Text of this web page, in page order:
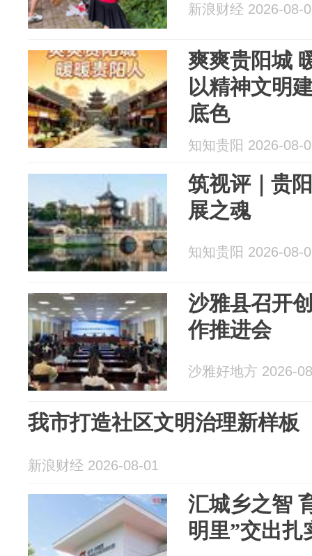
新浪财经 2026-08-
爽爽贵阳城
以精神文明
底色
知知贵阳 2026-08-
筑视评｜贵
展之魂
知知贵阳 2026-08-
沙雅县召开
作推进会
沙雅好地方 2026-
我市打造社区文明治理新样板
新浪财经 2026-08-01
汇城乡之智
明里”交出扎